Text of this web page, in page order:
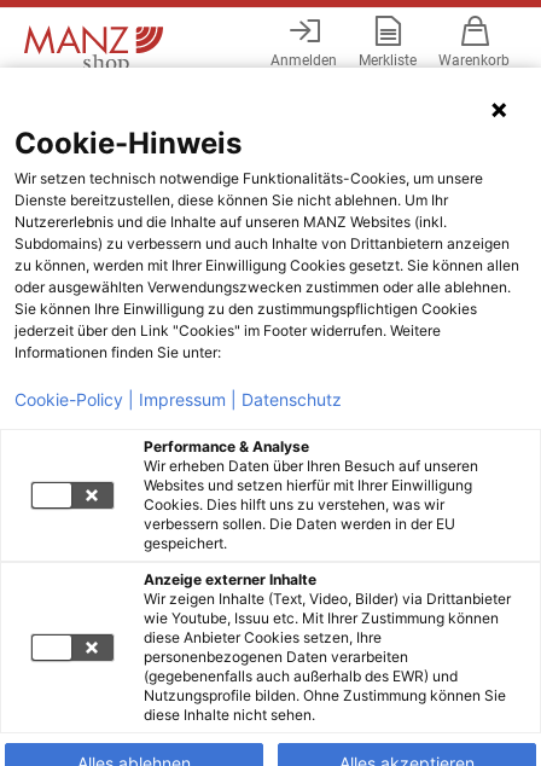
Anmelden Merkliste Warenkorb
Cookie-Hinweis
Wir setzen technisch notwendige Funktionalitäts-Cookies, um unsere
Dienste bereitzustellen, diese können Sie nicht ablehnen. Um Ihr
Nutzererlebnis und die Inhalte auf unseren MANZ Websites (inkl.
Subdomains) zu verbessern und auch Inhalte von Drittanbietern anzeigen
zu können, werden mit Ihrer Einwilligung Cookies gesetzt. Sie können allen
oder ausgewählten Verwendungszwecken zustimmen oder alle ablehnen.
Sie können Ihre Einwilligung zu den zustimmungspflichtigen Cookies
jederzeit über den Link "Cookies" im Footer widerrufen. Weitere
Informationen finden Sie unter:
Cookie-Policy | Impressum | Datenschutz
Performance & Analyse
Wir erheben Daten über Ihren Besuch auf unseren
Websites und setzen hierfür mit Ihrer Einwilligung
Cookies. Dies hilft uns zu verstehen, was wir
verbessern sollen. Die Daten werden in der EU
gespeichert.
Anzeige externer Inhalte
Wir zeigen Inhalte (Text, Video, Bilder) via Drittanbieter
wie Youtube, Issuu etc. Mit Ihrer Zustimmung können
diese Anbieter Cookies setzen, Ihre
personenbezogenen Daten verarbeiten
(gegebenenfalls auch außerhalb des EWR) und
Nutzungsprofile bilden. Ohne Zustimmung können Sie
diese Inhalte nicht sehen.